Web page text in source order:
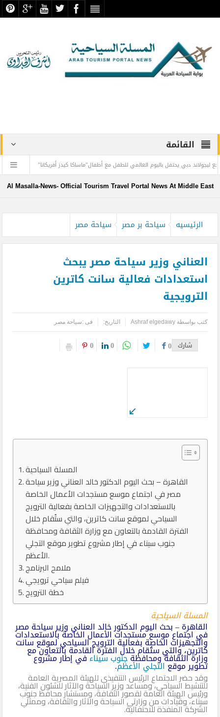
القائمة
دبي يحتفل باليوم العالمي للطفل مع أطفال”ماساكا كيدز أفريكانا”
اليمن تودع أمير
طيران الإمارات تسيّر رحلتين مباشرتين يومياً إلى كولومبو أول ديسمبر
Al Masalla-News- Official Tourism Travel Portal News At Middle East
الرئيسيه سياحة بر مصر سياحة مصر
العناني وزير سياحة مصر يبحث
استعدادات فعالية سانت كاترين
الترويجية
كتب بواسطةAshraf elgedawy التاريخ: فى :سياحة مصر
شارك 0
0
0
المسلة السياحية
القاهرة – بحث اليوم الدكتور خالد العناني وزير سياحة
مصر في اجتماع موسع مستجدات الأعمال الخاصة
بالاستعدادات والتجهيزات الخاصة بفعالية الترويج
السياحي لموقع سانت كاترين، والتي ستُقام خلال
الفترة القادمة بالتعاون مع وزارة الثقافة ومحافظة
جنوب سيناء في إطار مشروع تطوير موقع التجلي
الأعظم.
ملامح البرنامج
فيلم سياحي ترويجي
المسلة السياحية
القاهرة – بحث اليوم الدكتور خالد العناني وزير سياحة مصر
في اجتماع موسع مستجدات الأعمال الخاصة بالاستعدادات
والتجهيزات الخاصة بفعالية الترويج السياحي لموقع سانت
كاترين، والتي ستُقام خلال الفترة القادمة بالتعاون مع
وزارة الثقافة ومحافظةجنوب سيناءفي إطار مشروع
تطوير موقعالتجلي الأعظم.
وقد حضر الاجتماع الرئيس التنفيذي للهيئة المصرية العامة
للتنشيط السياحي، ومساعد وزير السياحة والآثار للشئون الفنية،
ورئيس الهيئة العامة لقصور الثقافة، ومستشار محافظ جنوب
سيناء، وقيادات من وزارتي السياحة والآثار والثقافة، وممثلي
الشركة المنفذة للاحتفالية.